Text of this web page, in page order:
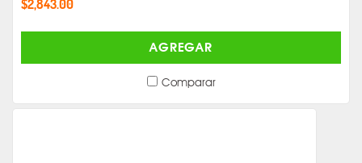
$2,843.00
AGREGAR
Comparar